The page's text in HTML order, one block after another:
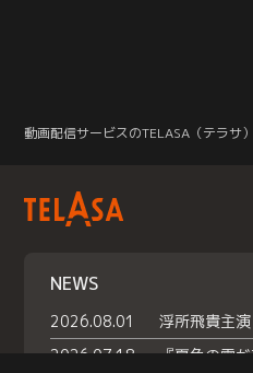
動画配信サービスのTELASA（テラサ）
NEWS
2026.08.01
2026.07.18